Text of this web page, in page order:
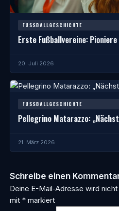
FUSSBALLGESCHICHTE
Erste Fußballvereine:
20. Juli 2026
FUSSBALLGESCHICHTE
Pellegrino Matarazzo:
21. März 2026
Schreibe einen
Deine E-Mail-Adresse wird
mit * markiert